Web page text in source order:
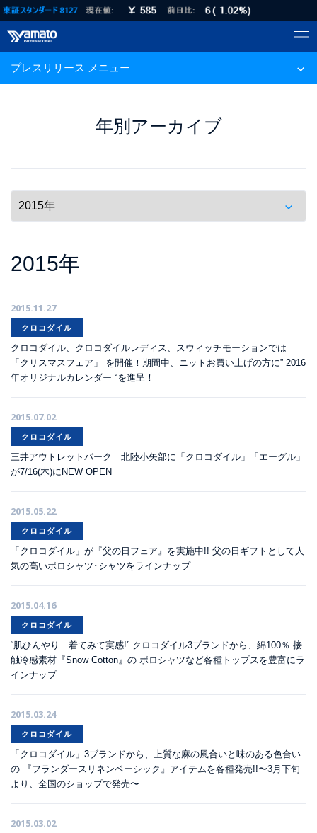
プレスリリース メニュー
年別アーカイブ
2015年
2015.11.27
クロコダイル
クロコダイル、クロコダイルレディス、スウィッチモーションでは
「クリスマスフェア」 を開催！期間中、ニットお買い上げの方に” 2016
年オリジナルカレンダー “を進呈！
2015.07.02
クロコダイル
三井アウトレットパーク 北陸小矢部に「クロコダイル」「エーグル」
が7/16(木)にNEW OPEN
2015.05.22
クロコダイル
「クロコダイル」が『父の日フェア』を実施中!! 父の日ギフトとして人
気の高いポロシャツ･シャツをラインナップ
2015.04.16
クロコダイル
“肌ひんやり 着てみて実感!” クロコダイル3ブランドから、綿100％ 接
触冷感素材『Snow Cotton』の ポロシャツなど各種トップスを豊富にラ
インナップ
2015.03.24
クロコダイル
「クロコダイル」3ブランドから、上質な麻の風合いと味のある色合い
の 『フランダースリネンベーシック』アイテムを各種発売!!〜3月下旬
より、全国のショップで発売〜
2015.03.02